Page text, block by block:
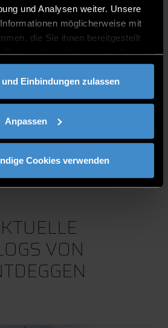
und Analysen weiter. Unsere
möglicherweise mit
die Sie ihnen bereitgestellt
Einbindungen zulassen
Anpassen
Cookies verwenden
des Bachelorstudiengangs
der THD. Sie nutzte das
Wahlpflichtfach (AWP)
zu engagieren.
COPYRIGHT: ADOBE STOCK
VON